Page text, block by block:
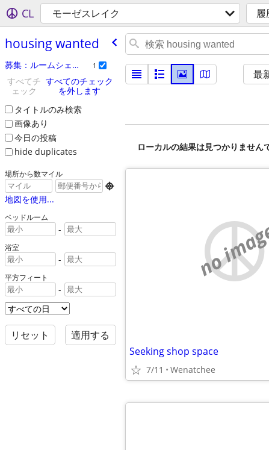
CL モーゼスレイク 履
housing wanted
募集：ルームシェア 1
すべてチ
ェック
すべてのチェック
を外します
タイトルのみ検索
画像あり
今日の投稿
hide duplicates
場所から数マイル

地図を使用...
ベッドルーム
-
浴室
-
平方フィート
-
リセット 適用する
最
ローカルの結果は見つかりません
no
Seeking shop space
7/11 Wenatchee